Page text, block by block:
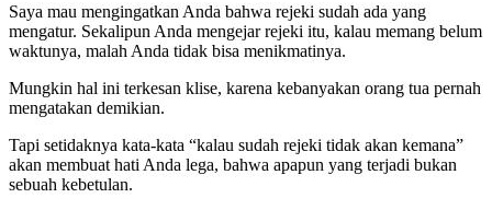
Saya mau mengingatkan Anda bahwa rejeki sudah ada yang
mengatur. Sekalipun Anda mengejar rejeki itu, kalau memang belum
waktunya, malah Anda tidak bisa menikmatinya.
Mungkin hal ini terkesan klise, karena kebanyakan orang tua pernah
mengatakan demikian.
Tapi setidaknya kata-kata “kalau sudah rejeki tidak akan kemana”
akan membuat hati Anda lega, bahwa apapun yang terjadi bukan
sebuah kebetulan.